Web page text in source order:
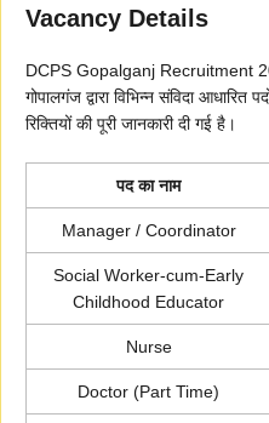
Vacancy Details
DCPS Gopalganj Recruitment
गोपालगंज द्वारा विभिन्न संविदा आधारित
रिक्तियों की पूरी जानकारी दी गई है।
पद का नाम
Manager / Coordinator
Social Worker-cum-Early
Childhood Educator
Nurse
Doctor (Part Time)